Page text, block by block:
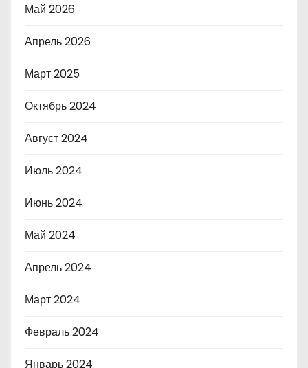
Май 2026
Апрель 2026
Март 2025
Октябрь 2024
Август 2024
Июль 2024
Июнь 2024
Май 2024
Апрель 2024
Март 2024
Февраль 2024
Январь 2024